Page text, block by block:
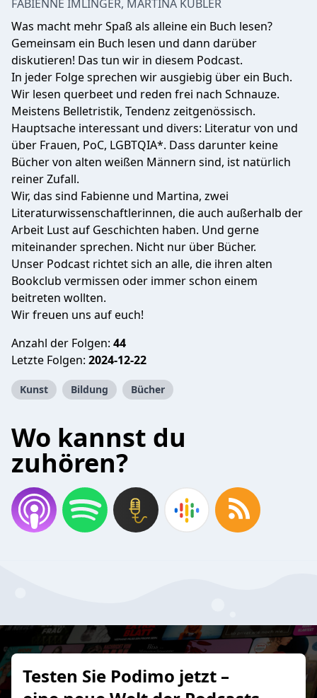
FABIENNE IMLINGER, MARTINA KÜBLER
Was macht mehr Spaß als alleine ein Buch lesen?
Gemeinsam ein Buch lesen und dann darüber
diskutieren! Das tun wir in diesem Podcast.
In jeder Folge sprechen wir ausgiebig über ein Buch.
Wir lesen querbeet und reden frei nach Schnauze.
Meistens Belletristik, Tendenz zeitgenössisch.
Hauptsache interessant und divers: Literatur von und
über Frauen, PoC, LGBTQIA*. Dass darunter keine
Bücher von alten weißen Männern sind, ist natürlich
reiner Zufall.
Wir, das sind Fabienne und Martina, zwei
Literaturwissenschaftlerinnen, die auch außerhalb der
Arbeit Lust auf Geschichten haben. Und gerne
miteinander sprechen. Nicht nur über Bücher.
Unser Podcast richtet sich an alle, die ihren alten
Bookclub vermissen oder immer schon einem
beitreten wollten.
Wir freuen uns auf euch!
Anzahl der Folgen: 44
Letzte Folgen: 2024-12-22
Kunst Bildung Bücher
Wo kannst du
zuhören?
Testen Sie Podimo jetzt –